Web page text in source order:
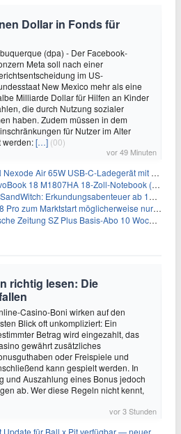
Dollar in Fonds für
(dpa) - Der Facebook-
Meta soll nach einer
im US-
New Mexico mehr als eine
Milliarde Dollar für Hilfen an Kinder
die durch Nutzung sozialer
haben. Zudem müssen in dem
für Nutzer im Alter
werden:[…] (00)
vor 49 Minuten
Air 65W USB-C-Ladegerät mit GaN-Technik für 24,99€
18 M1807HA 18-Zoll-Notebook (Ryzen 7, 16GB) für 734,57€
Erkundungsabenteuer ab 13.08. gratis im Epic Games Store
zum Marktstart möglicherweise nur begrenzt verfügbar
Zeitung SZ Plus Basis-Abo 10 Wochen für 10€
richtig lesen: Die
Casino-Boni wirken auf den
Blick oft unkompliziert: Ein
Betrag wird eingezahlt, das
gewährt zusätzliches
oder Freispiele und
kann gespielt werden. In
und Auszahlung eines Bonus jedoch
ab. Wer diese Regeln nicht kennt,
vor 3 Stunden
für Ball x Pit verfügbar — neuer Content auf allen Plattformen